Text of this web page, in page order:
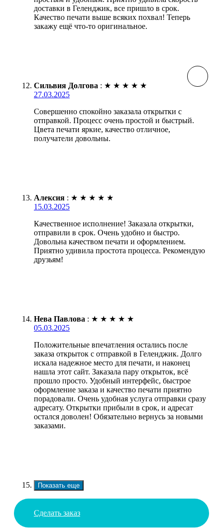
доставки в Геленджик, все пришло в срок.
Качество печати выше всяких похвал! Теперь
закажу ещё что-то оригинальное.
Сильвия Долгова : ★ ★ ★ ★ ★
27.03.2025
Совершенно спокойно заказала открытки с
отправкой. Процесс очень простой и быстрый.
Цвета печати яркие, качество отличное,
получатели довольны.
Алексия : ★ ★ ★ ★ ★
15.03.2025
Качественное исполнение! Заказала открытки,
отправили в срок. Очень удобно и быстро.
Довольна качеством печати и оформлением.
Приятно удивила простота процесса. Рекомендую
друзьям!
Нева Павлова : ★ ★ ★ ★ ★
05.03.2025
Положительные впечатления остались после
заказа открыток с отправкой в Геленджик. Долго
искала надежное место для печати, и наконец
нашла этот сайт. Заказала пару открыток, всё
прошло просто. Удобный интерфейс, быстрое
оформление заказа и качество печати приятно
порадовали. Очень удобная услуга отправки сразу
адресату. Открытки прибыли в срок, и адресат
остался доволен! Обязательно вернусь за новыми
заказами.
Показать еще
Сделать заказ